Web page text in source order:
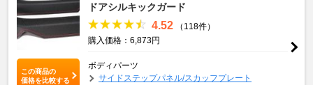
この商品の
価格を比較する
ドアシルキックガード
4.52
（118件）
購入価格：6,873円
ボディパーツ
サイドステップパネル/スカッフプレート